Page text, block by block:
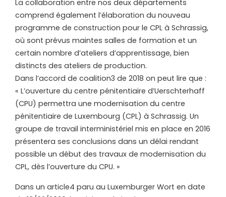
La collaboration entre nos deux départements
comprend également l’élaboration du nouveau
programme de construction pour le CPL à Schrassig,
où sont prévus maintes salles de formation et un
certain nombre d’ateliers d’apprentissage, bien
distincts des ateliers de production.
Dans l’accord de coalition3 de 2018 on peut lire que :
« L’ouverture du centre pénitentiaire d’Uerschterhaff
(CPU) permettra une modernisation du centre
pénitentiaire de Luxembourg (CPL) à Schrassig. Un
groupe de travail interministériel mis en place en 2016
présentera ses conclusions dans un délai rendant
possible un début des travaux de modernisation du
CPL, dès l’ouverture du CPU. »
Dans un article4 paru au Luxemburger Wort en date